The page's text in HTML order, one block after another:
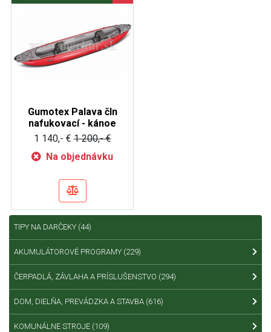
Gumotex Palava čln
nafukovací - kánoe
1 140,- € 1 200,- €
Na objednávku
TIPY NA DARČEKY (44)
AKUMULÁTOROVÉ PROGRAMY (229)
ČERPADLÁ, ZÁVLAHA A PRÍSLUŠENSTVO (294)
DOM, DIELŇA, PREVÁDZKA A STAVBA (616)
KOMUNÁLNE STROJE (109)